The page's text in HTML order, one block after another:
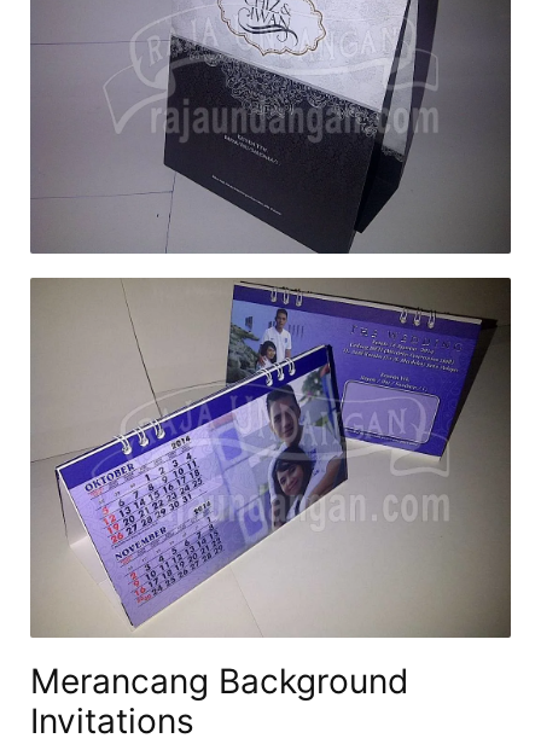
Merancang Background
Invitations